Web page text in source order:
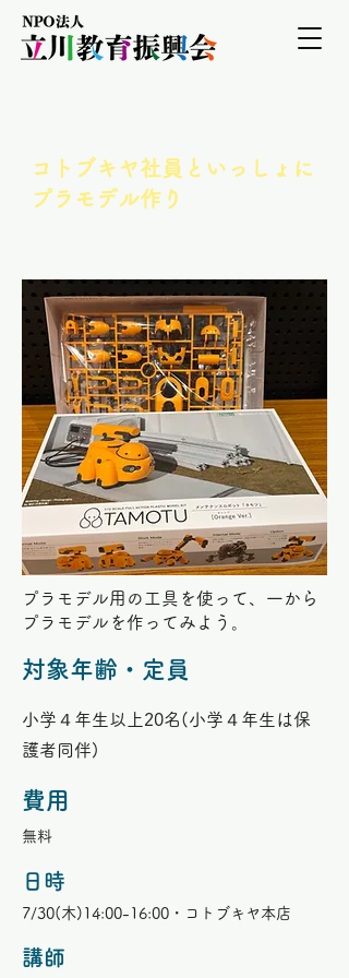
コトブキヤ社員といっしょに
プラモデル作り
プラモデル用の工具を使って、一から
プラモデルを作ってみよう。
対象年齢・定員
小学４年生以上20名(小学４年生は保
護者同伴)
費用
無料
​日時
7/30(木)14:00-16:00・コトブキヤ本店
講師